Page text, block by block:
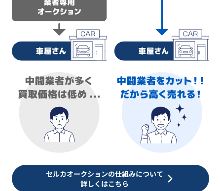
セルカオークションの仕組みについて
詳しくはこちら